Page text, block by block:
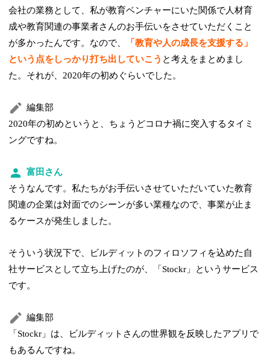
会社の業務として、私が教育ベンチャーにいた関係で人材育
成や教育関連の事業者さんのお手伝いをさせていただくこと
が多かったんです。なので、
「教育や人の成長を支援する」
という点をしっかり打ち出していこう と考えをまとめまし
た。それが、2020年の初めぐらいでした。
編集部
2020年の初めというと、ちょうどコロナ禍に突入するタイミ
ングですね。
富田さん
そうなんです。私たちがお手伝いさせていただいていた教育
関連の企業は対面でのシーンが多い業種なので、事業が止ま
るケースが発生しました。
そういう状況下で、ビルディットのフィロソフィを込めた自
社サービスとして立ち上げたのが、「Stockr」というサービス
です。
編集部
「Stockr」は、ビルディットさんの世界観を反映したアプリで
もあるんですね。